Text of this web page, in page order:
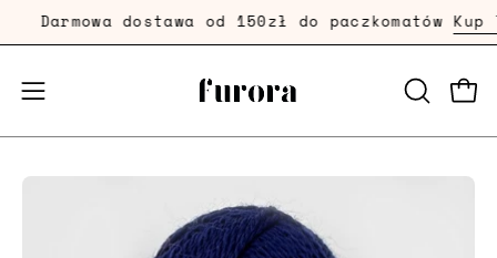
Przejdź
dalej
Darmowa dostawa od 150zł do paczkomatówKup
Przełącznik
menu
OTWÓRZ
Powiększenie